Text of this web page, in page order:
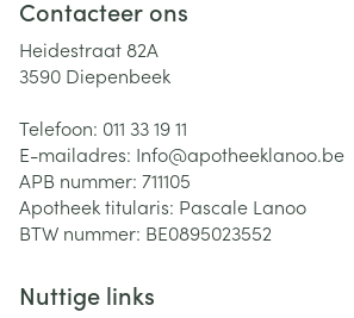
Contacteer ons
Heidestraat 82A
3590 Diepenbeek
Telefoon: 011 33 19 11
E-mailadres: Info@apotheeklanoo.be
APB nummer: 711105
Apotheek titularis: Pascale Lanoo
BTW nummer: BE0895023552
Nuttige links